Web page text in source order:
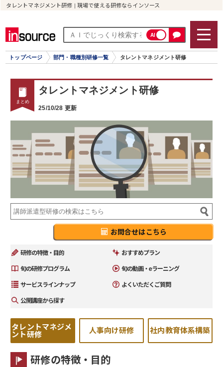
タレントマネジメント研修 | 現場で使える研修ならインソース
AI
トップページ 部門・職種別研修一覧 タレントマネジメント研修
タレントマネジメント研修
25/10/28 更新
お問合せはこちら
研修の特徴・目的
おすすめプラン
旬の研修プログラム
旬の動画・eラーニング
サービスラインナップ
よくいただくご質問
公開講座から探す
タレントマネジメ
ント研修 人事向け研修 社内教育体系構築
研修の特徴・目的